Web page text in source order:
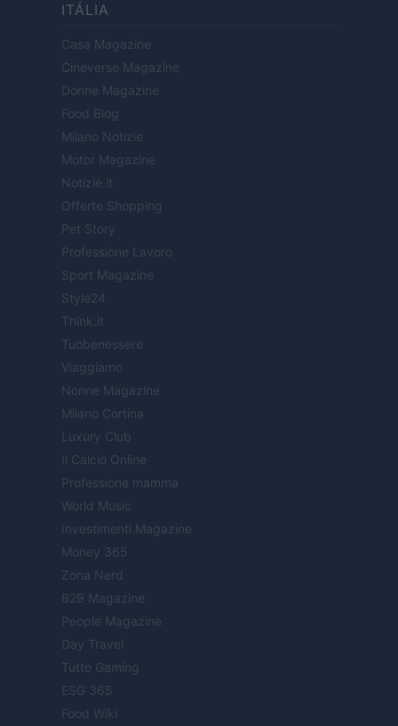
ITÁLIA
Casa Magazine
Cineverse Magazine
Donne Magazine
Food Blog
Milano Notizie
Motor Magazine
Notizie.it
Offerte Shopping
Pet Story
Professione Lavoro
Sport Magazine
Style24
Think.it
Tuobenessere
Viaggiamo
Nonne Magazine
Milano Cortina
Luxury Club
Il Calcio Online
Professione mamma
World Music
Investimenti Magazine
Money 365
Zona Nerd
B2B Magazine
People Magazine
Day Travel
Tutto Gaming
ESG 365
Food Wiki